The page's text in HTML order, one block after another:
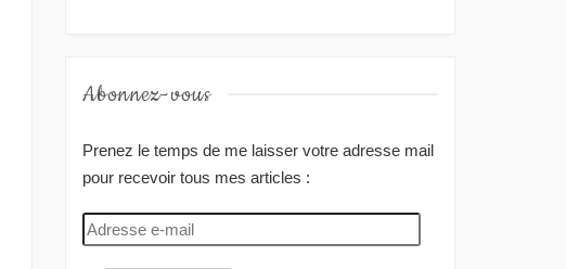
Abonnez-vous
Prenez le temps de me laisser votre adresse mail
pour recevoir tous mes articles :
Adresse
e-